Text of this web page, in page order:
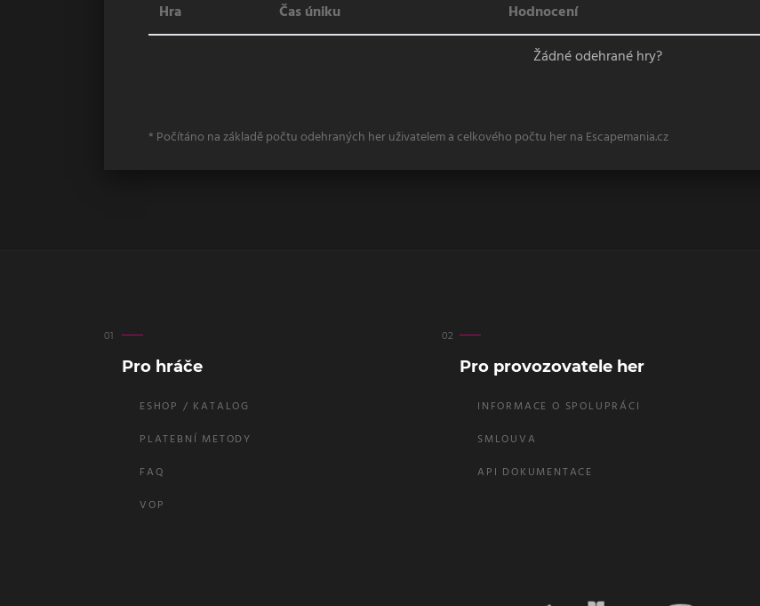
Hra Čas úniku Hodnocení
Žádné odehrané hry?
* Počítáno na základě počtu odehraných her uživatelem a celkového počtu her na Escapemania.cz
Pro hráče
ESHOP / KATALOG
PLATEBNÍ METODY
FAQ
VOP
Pro provozovatele her
INFORMACE O SPOLUPRÁCI
SMLOUVA
API DOKUMENTACE